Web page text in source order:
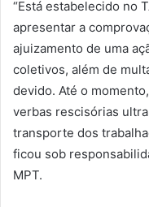
“Está estabelecido no
apresentar a
ajuizamento de uma
coletivos, além de
devido. Até o
verbas rescisórias
transporte dos
ficou sob
MPT.